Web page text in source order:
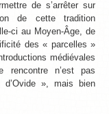
de s’arrêter sur
de cette tradition
ci au Moyen-Âge, de
des « parcelles »
médiévales
rencontre n’est pas
», mais bien